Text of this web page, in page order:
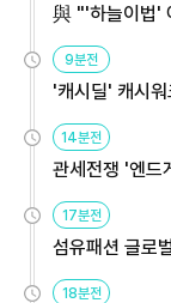
與 "'하늘이법'
9분전
'캐시딜' 캐시
14분전
관세전쟁 '엔드
17분전
섬유패션 글로
18분전